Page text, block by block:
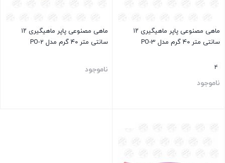
ماهی مصنوعی پاپر ماهیگیری ۱۲
سانتی متر ۴۰ گرم مدل PO-3
4
ناموجود
ماهی مصنوعی پاپر ماهیگیری ۱۲
سانتی متر ۴۰ گرم مدل PO-2
ناموجود